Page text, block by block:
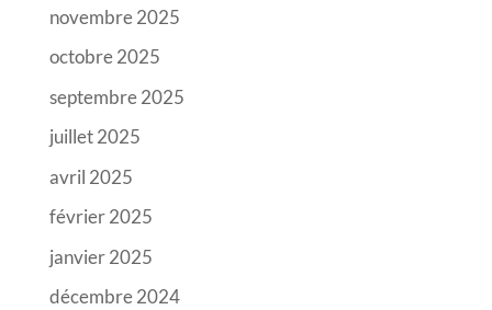
novembre 2025
octobre 2025
septembre 2025
juillet 2025
avril 2025
février 2025
janvier 2025
décembre 2024